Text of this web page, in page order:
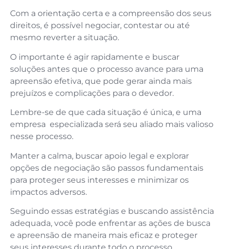
Com a orientação certa e a compreensão dos seus
direitos, é possível negociar, contestar ou até
mesmo reverter a situação.
O importante é agir rapidamente e buscar
soluções antes que o processo avance para uma
apreensão efetiva, que pode gerar ainda mais
prejuízos e complicações para o devedor.
Lembre-se de que cada situação é única, e uma
empresa especializada será seu aliado mais valioso
nesse processo.
Manter a calma, buscar apoio legal e explorar
opções de negociação são passos fundamentais
para proteger seus interesses e minimizar os
impactos adversos.
Seguindo essas estratégias e buscando assistência
adequada, você pode enfrentar as ações de busca
e apreensão de maneira mais eficaz e proteger